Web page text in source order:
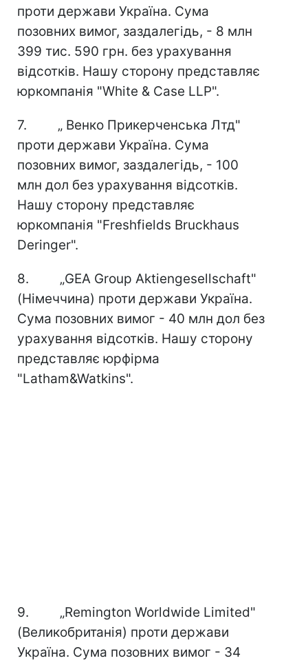
проти держави Україна. Сума
позовних вимог, заздалегідь, - 8 млн
399 тис. 590 грн. без урахування
відсотків. Нашу сторону представляє
юркомпанія "White & Case LLP".
7. „ Венко Прикерченська Лтд"
проти держави Україна. Сума
позовних вимог, заздалегідь, - 100
млн дол без урахування відсотків.
Нашу сторону представляє
юркомпанія "Freshfields Bruckhaus
Deringer".
8. „GEA Group Aktiengesellschaft"
(Німеччина) проти держави Україна.
Сума позовних вимог - 40 млн дол без
урахування відсотків. Нашу сторону
представляє юрфірма
"Latham&Watkins".
9. „Remington Worldwide Limited"
(Великобританія) проти держави
Україна. Сума позовних вимог - 34